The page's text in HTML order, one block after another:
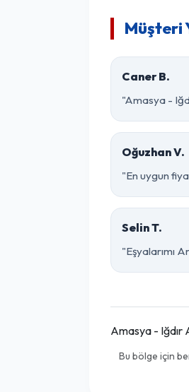
Müşteri
Caner B.
"Amasya -
Oğuzhan V.
"En uygun
Selin T.
"Eşyalarımı
Amasya - Iğdır
Bu bölge için